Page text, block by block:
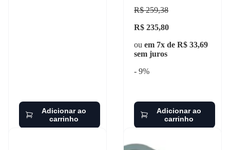
Adicionar ao
carrinho
R$ 259,38
R$ 235,80
ou em 7x de R$ 33,69
sem juros
- 9%
Adicionar ao
carrinho